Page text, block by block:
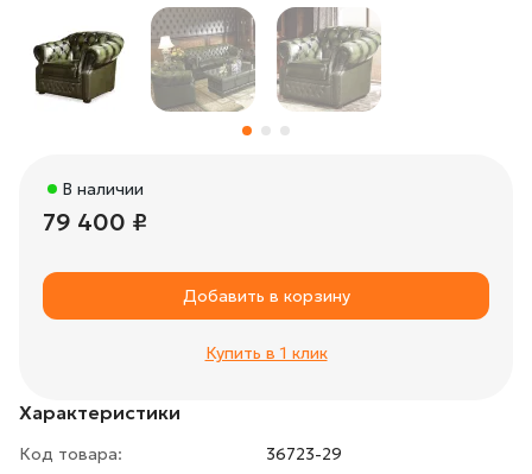
Характеристики
Код товара: 36723-29
В наличии
79 400 ₽
Добавить в корзину
Купить в 1 клик